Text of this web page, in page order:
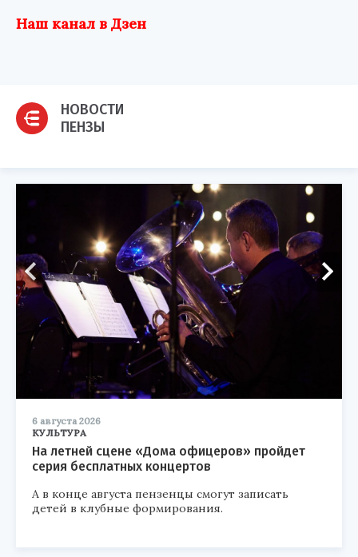
Наш канал в Дзен
НОВОСТИ
ПЕНЗЫ
6 августа 2026
КУЛЬТУРА
На летней сцене «Дома офицеров» пройдет
серия бесплатных концертов
А в конце августа пензенцы смогут записать
детей в клубные формирования.